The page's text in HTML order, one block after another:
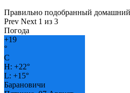
Правильно подобранный домашний
Prev Next 1 из 3
Погода
+19
°
C
H: +22°
L: +15°
Барановичи